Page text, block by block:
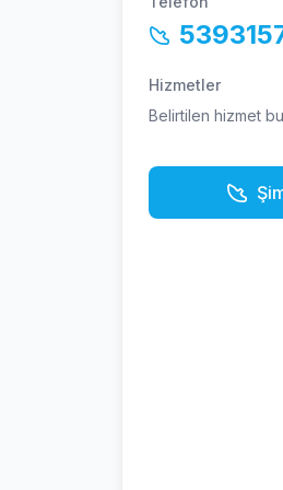
Hizmetler
Belirtilen hizmet